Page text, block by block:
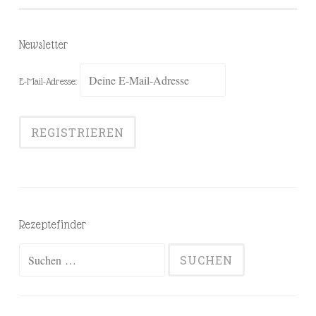
Newsletter
E-Mail-Adresse:
Rezeptefinder